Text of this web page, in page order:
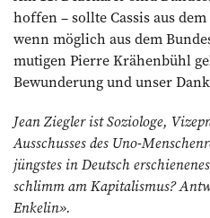
hoffen – sollte Cassis aus
wenn möglich aus dem
mutigen Pierre Krähenbühl
Bewunderung und unser
Jean Ziegler ist Soziologe,
Ausschusses des Uno-
jüngstes in Deutsch
schlimm am Kapitalismus?
Enkelin».